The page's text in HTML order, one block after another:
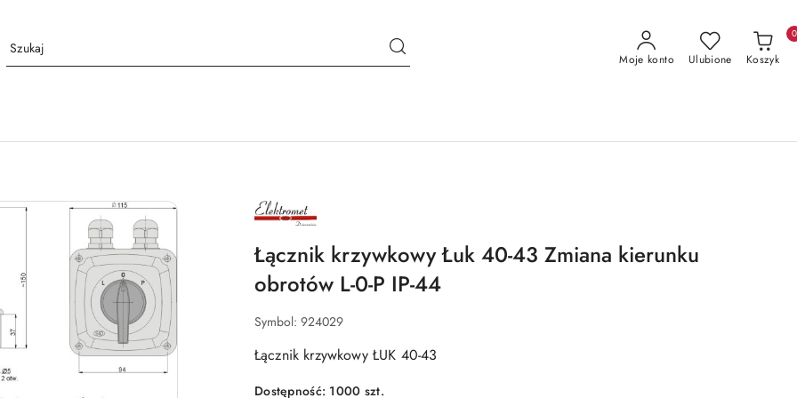
Moje konto Ulubione Koszyk
0
NAZWA
PRODUCENTA:
ELEKTROMET
DZIERŻONIÓW
Łącznik krzywkowy Łuk 40-43 Zmiana kierunku
obrotów L-0-P IP-44
Symbol: 924029
Łącznik krzywkowy ŁUK 40-43
Dostępność: 1000 szt.